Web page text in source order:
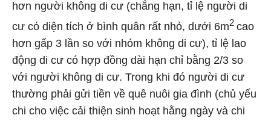
hơn người không di cư (chẳng hạn, tỉ lệ người di
cư có diện tích ở bình quân rất nhỏ, dưới 6m2 cao
hơn gấp 3 lần so với nhóm không di cư), tỉ lệ lao
động di cư có hợp đồng dài hạn chỉ bằng 2/3 so
với người không di cư. Trong khi đó người di cư
thường phải gửi tiền về quê nuôi gia đình (chủ yếu
chi cho việc cải thiện sinh hoạt hằng ngày và chi